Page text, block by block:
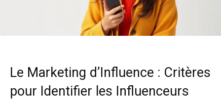
Le Marketing d’Influence : Critères
pour Identifier les Influenceurs